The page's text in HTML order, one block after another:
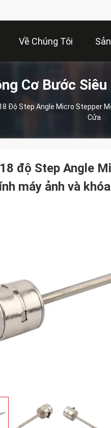
Về Chúng Tôi
Cơ Bước Siêu
Độ Step Angle Micro Stepper
Cửa
độ Step Angle
máy ảnh và